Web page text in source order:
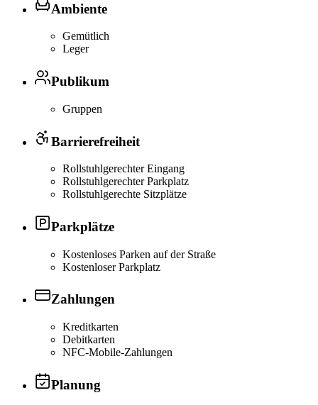
Ambiente
Gemütlich
Leger
Publikum
Gruppen
Barrierefreiheit
Rollstuhlgerechter Eingang
Rollstuhlgerechter Parkplatz
Rollstuhlgerechte Sitzplätze
Parkplätze
Kostenloses Parken auf der Straße
Kostenloser Parkplatz
Zahlungen
Kreditkarten
Debitkarten
NFC-Mobile-Zahlungen
Planung